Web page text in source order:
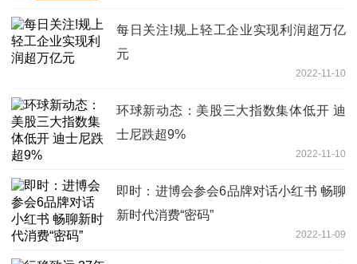
每日关注!规上轻工企业实现利润超万亿
元
2022-11-10
环球新动态：美股三大指数集体低开 迪
士尼跌超9%
2022-11-10
即时：进博会参会6品牌对话小红书 畅聊
新时代消费“密码”
2022-11-09